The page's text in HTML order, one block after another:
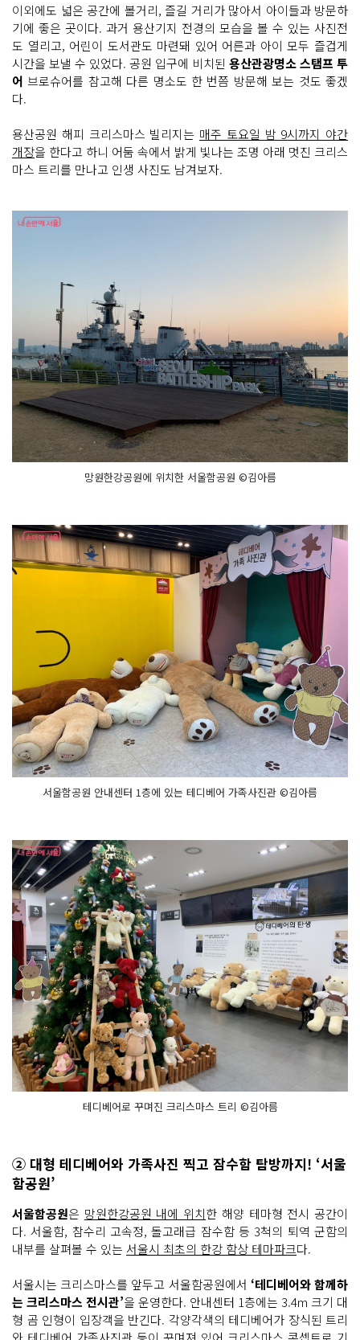
이외에도 넓은 공간에 볼거리, 즐길 거리가 많아서 아이들과 방문하
기에 좋은 곳이다. 과거 용산기지 전경의 모습을 볼 수 있는 사진전
도 열리고, 어린이 도서관도 마련돼 있어 어른과 아이 모두 즐겁게
시간을 보낼 수 있었다. 공원 입구에 비치된 용산관광명소 스탬프 투
어 브로슈어를 참고해 다른 명소도 한 번쯤 방문해 보는 것도 좋겠
다.
용산공원 해피 크리스마스 빌리지는 매주 토요일 밤 9시까지 야간
개장을 한다고 하니 어둠 속에서 밝게 빛나는 조명 아래 멋진 크리스
마스 트리를 만나고 인생 사진도 남겨보자.
망원한강공원에 위치한 서울함공원 ©김아름
서울함공원 안내센터 1층에 있는 테디베어 가족사진관 ©김아름
테디베어로 꾸며진 크리스마스 트리 ©김아름
② 대형 테디베어와 가족사진 찍고 잠수함 탐방까지! ‘서울
함공원’
서울함공원은 망원한강공원 내에 위치한 해양 테마형 전시 공간이
다. 서울함, 참수리 고속정, 돌고래급 잠수함 등 3척의 퇴역 군함의
내부를 살펴볼 수 있는 서울시 최초의 한강 함상 테마파크다.
서울시는 크리스마스를 앞두고 서울함공원에서 ‘테디베어와 함께하
는 크리스마스 전시관’을 운영한다. 안내센터 1층에는 3.4m 크기 대
형 곰 인형이 입장객을 반긴다. 각양각색의 테디베어가 장식된 트리